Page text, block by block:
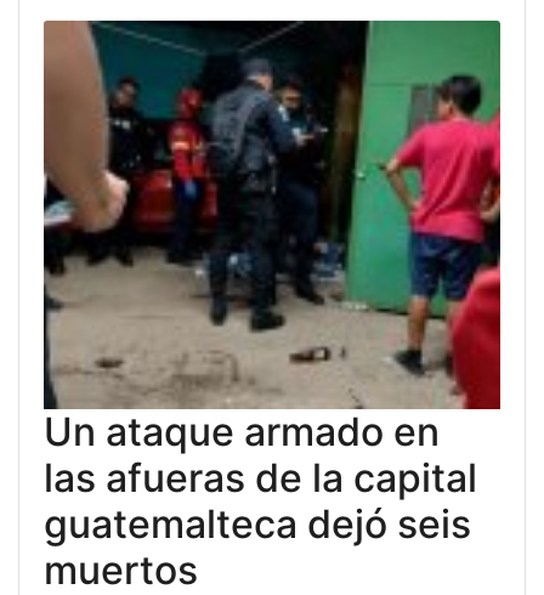
Un ataque armado en
las afueras de la capital
guatemalteca dejó seis
muertos